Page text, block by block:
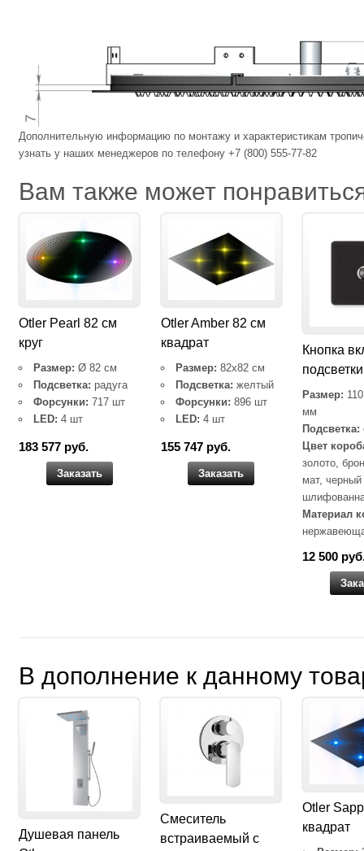
Дополнительную информацию по монтажу и характеристикам
узнать у наших менеджеров по телефону +7 (800) 555-77-82
Вам также может
Otler Pearl 82 см
круг
Размер: Ø 82 см
Подсветка: радуга
Форсунки: 717 шт
LED: 4 шт
183 577 руб.
Заказать
Otler Amber 82 см
квадрат
Размер: 82х82 см
Подсветка: желтый
Форсунки: 896 шт
LED: 4 шт
155 747 руб.
Заказать
Кнопка
Размер:
мм
Подсветка:
Цвет
золото,
мат,
Материал
12 500
В дополнение к данному
Душевая панель
Cмеситель
встраиваемый с
Otler
квадрат